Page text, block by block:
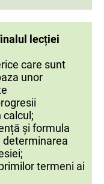
lecției
care sunt
unor
și formula
termeni ai